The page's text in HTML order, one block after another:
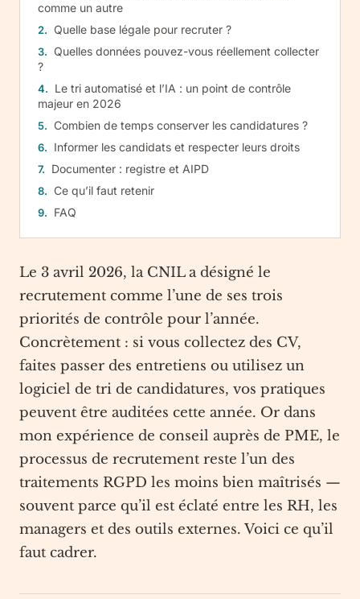
comme un autre
Quelle base légale pour recruter ?
Quelles données pouvez-vous réellement collecter
?
Le tri automatisé et l’IA : un point de contrôle
majeur en 2026
Combien de temps conserver les candidatures ?
Informer les candidats et respecter leurs droits
Documenter : registre et AIPD
Ce qu’il faut retenir
FAQ
Le 3 avril 2026, la CNIL a désigné le
recrutement comme l’une de ses trois
priorités de contrôle pour l’année.
Concrètement : si vous collectez des CV,
faites passer des entretiens ou utilisez un
logiciel de tri de candidatures, vos pratiques
peuvent être auditées cette année. Or dans
mon expérience de conseil auprès de PME, le
processus de recrutement reste l’un des
traitements RGPD les moins bien maîtrisés —
souvent parce qu’il est éclaté entre les RH, les
managers et des outils externes. Voici ce qu’il
faut cadrer.